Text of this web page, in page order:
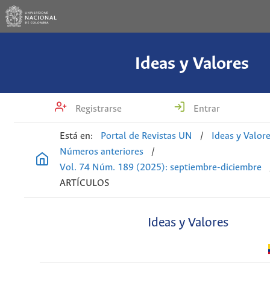
Ideas y Valores
Registrarse Entrar
Está en: Portal de Revistas UN /
Ideas y
Números anteriores
/
Vol. 74 Núm. 189 (2025): septiembre-diciembre
ARTÍCULOS
Ideas y Valores